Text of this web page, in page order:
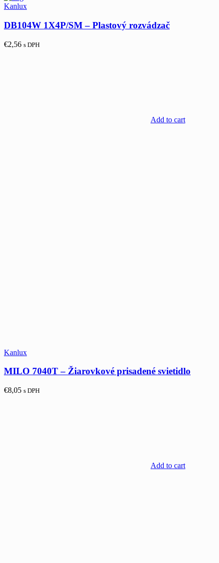
Kanlux
DB104W 1X4P/SM – Plastový rozvádzač
€2,56 s DPH
Add to cart
Kanlux
MILO 7040T – Žiarovkové prisadené svietidlo
€8,05 s DPH
Add to cart